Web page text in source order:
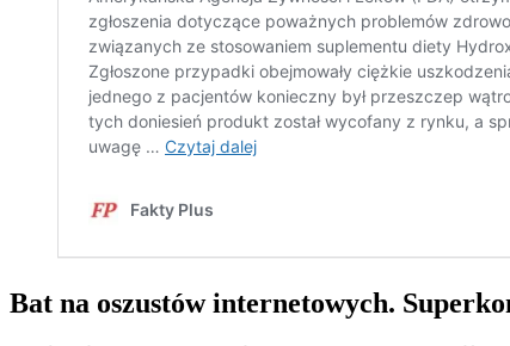
Bat na oszustów internetowych.